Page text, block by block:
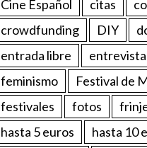
Cine Español
citas
crowdfunding
DIY
entrada libre
feminismo
Festival de
festivales
fotos
hasta 5 euros
hasta 10